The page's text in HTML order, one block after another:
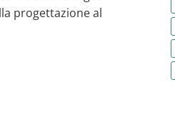
progettazione al